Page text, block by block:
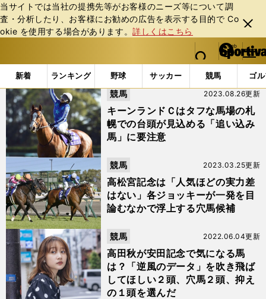
当サイトでは当社の提携先等がお客様のニーズ等について調
査・分析したり、お客様にお勧めの広告を表⽰する⽬的で Co
okie を使⽤する場合があります。詳しくはこちら
閉じ
る
web Sportiva (webスポルティーバ)
検索
マイペ
ー
ジ
メニュ
新着 ランキング 野球 サッカー 競馬 ゴ
b
ス
ポ
ル
テ
ィ
ー
バ
「#ナランフレグ」の最新ニュース・ 情報
キーンランドＣはタフな馬場の札
幌での台頭が見込める「追い込み
馬」に要注意
2023.08.26更新
競馬
高松宮記念は「人気ほどの実力差
はない」各ジョッキーが一発を目
論むなかで浮上する穴馬候補
2023.03.25更新
競馬
高田秋が安田記念で気になる馬
は？「逆風のデータ」を吹き飛ば
してほしい２頭、穴馬２頭、抑え
の１頭を選んだ
2022.06.04更新
競馬